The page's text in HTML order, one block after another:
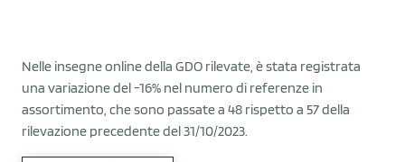
Nelle insegne online della GDO rilevate, è stata registrata
una variazione del -16% nel numero di referenze in
assortimento, che sono passate a 48 rispetto a 57 della
rilevazione precedente del 31/10/2023.